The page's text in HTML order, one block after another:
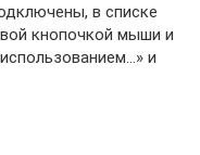
в списке
кнопочкой мыши и
и